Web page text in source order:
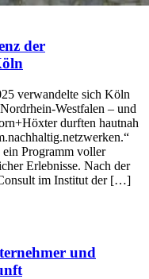
der
verwandelte sich Köln
Westfalen – und
durften hautnah
Programm voller
Erlebnisse. Nach der
im Institut der […]
und